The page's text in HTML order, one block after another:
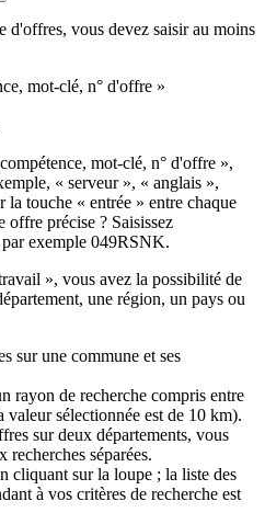
d'offres, vous devez saisir au moins
mot-clé, n° d'offre »
mot-clé, n° d'offre »,
« serveur », « anglais »,
la touche « entrée » entre chaque
offre précise ? Saisissez
exemple 049RSNK.
», vous avez la possibilité de
une région, un pays ou
sur une commune et ses
rayon de recherche compris entre
sélectionnée est de 10 km).
sur deux départements, vous
recherches séparées.
cliquant sur la loupe ; la liste des
à vos critères de recherche est